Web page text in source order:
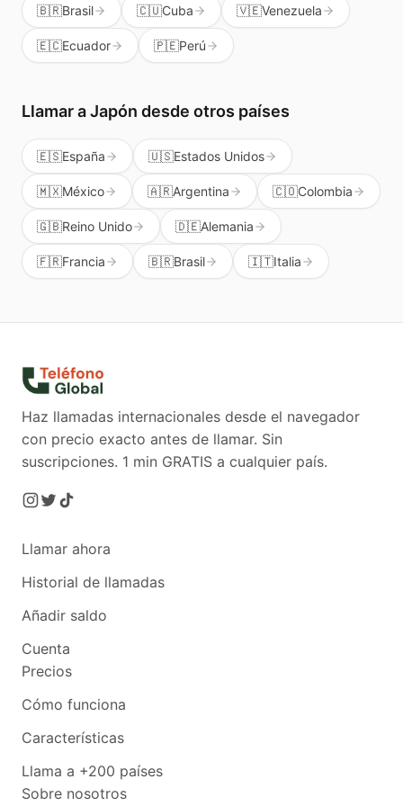
🇧🇷Brasil 🇨🇺Cuba 🇻🇪Venezuela
🇪🇨Ecuador 🇵🇪Perú
Llamar aJapón desde otros países
🇪🇸España 🇺🇸Estados Unidos
🇲🇽México 🇦🇷Argentina 🇨🇴Colombia
🇬🇧Reino Unido 🇩🇪Alemania
🇫🇷Francia 🇧🇷Brasil 🇮🇹Italia
Haz llamadas internacionales desde el navegador
con precio exacto antes de llamar. Sin
suscripciones. 1 min GRATIS a cualquier país.
Llamar ahora
Historial de llamadas
Añadir saldo
Cuenta
Precios
Cómo funciona
Características
Llama a +200 países
Sobre nosotros